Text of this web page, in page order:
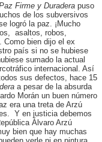
Firme y Duradera puso
de los subversivos
logró la paz. ¡Mucho
asaltos, robos,
Como bien dijo el ex
país si no se hubiese
sumado la actual
internacional. Así
sus defectos, hace 15
a pesar de la absurda
Morán un buen número
era una treta de Arzú
Y en justicia debemos
Álvaro Arzú
bien que hay muchas